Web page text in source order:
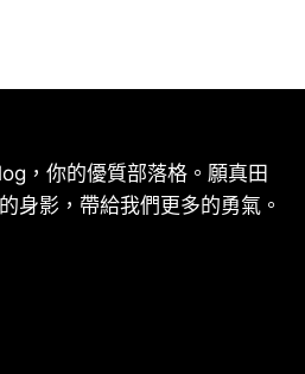
，你的優質部落格。願真田
身影，帶給我們更多的勇氣。